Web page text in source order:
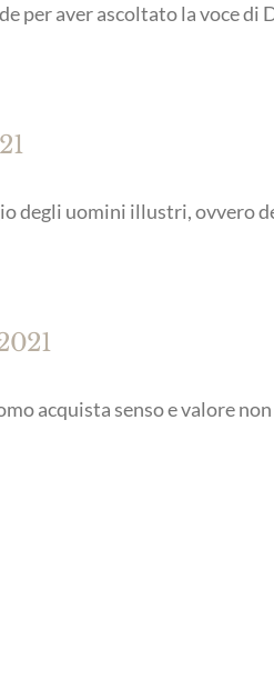
per aver ascoltato la voce
degli uomini illustri, ovvero
acquista senso e valore